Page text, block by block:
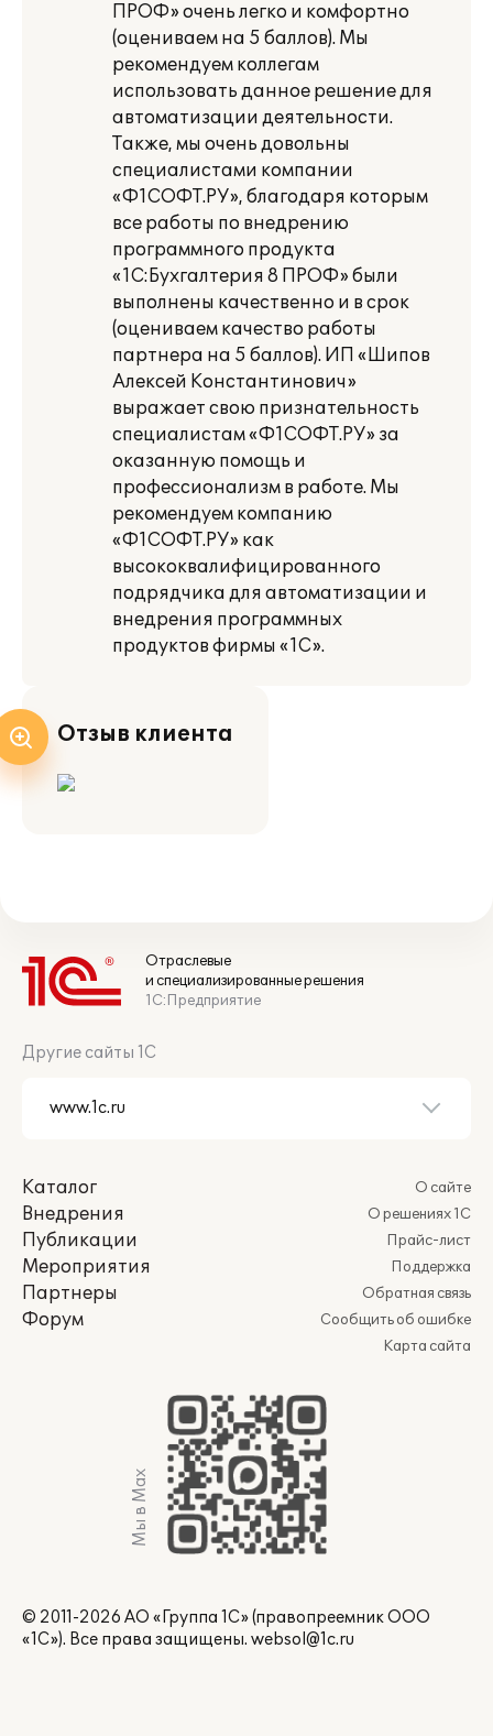
ПРОФ» очень легко и комфортно
(оцениваем на 5 баллов). Мы
рекомендуем коллегам
использовать данное решение для
автоматизации деятельности.
Также, мы очень довольны
специалистами компании
«Ф1СОФТ.РУ», благодаря которым
все работы по внедрению
программного продукта
«1С:Бухгалтерия 8 ПРОФ» были
выполнены качественно и в срок
(оцениваем качество работы
партнера на 5 баллов). ИП «Шипов
Алексей Константинович»
выражает свою признательность
специалистам «Ф1СОФТ.РУ» за
оказанную помощь и
профессионализм в работе. Мы
рекомендуем компанию
«Ф1СОФТ.РУ» как
высококвалифицированного
подрядчика для автоматизации и
внедрения программных
продуктов фирмы «1С».
Отзыв клиента
Отраслевые
и специализированные решения
1С:Предприятие
Другие сайты 1С
Каталог
Внедрения
Публикации
Мероприятия
Партнеры
Форум
О сайте
О решениях 1С
Прайс-лист
Поддержка
Обратная связь
Сообщить об ошибке
Карта сайта
Мы в Max
© 2011-2026 АО «Группа 1С» (правопреемник ООО
«1С»). Все права защищены. websol@1c.ru